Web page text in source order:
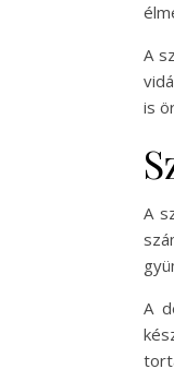
A
is
A
A